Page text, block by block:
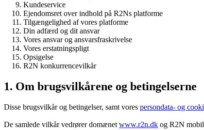
Kundeservice
Ejendomsret over indhold på R2Ns platforme
Tilgængelighed af vores platforme
Din adfærd og dit ansvar
Vores ansvar og ansvarsfraskrivelse
Vores erstatningspligt
Opsigelse
R2N konkurrencevilkår
1. Om brugsvilkårene og betingelserne
Disse brugsvilkår og betingelser, samt vores persondata- og
De samlede vilkår vedrører domænet www.r2n.dk og R2N